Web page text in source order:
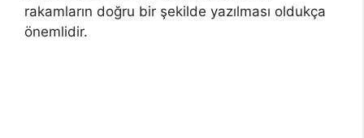
rakamların doğru bir şekilde yazılması oldukça
önemlidir.